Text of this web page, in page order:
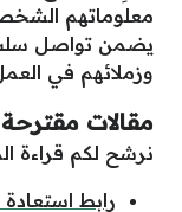
معلوماتهم
يضمن تواصل سلس
وزملائهم في
مقالات مقترحة
نرشح لكم قراءة
رابط